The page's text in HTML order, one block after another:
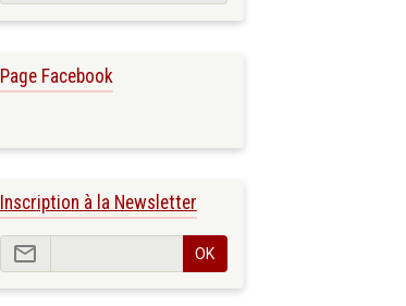
Page Facebook
Inscription à la Newsletter
OK